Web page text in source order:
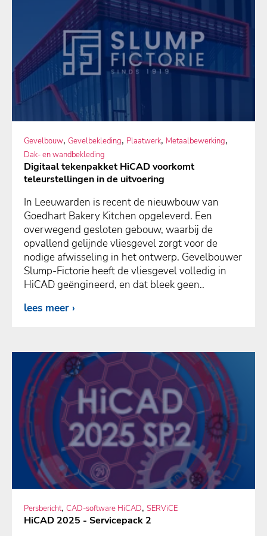
Gevelbouw, Gevelbekleding, Plaatwerk, Metaalbewerking,
Dak- en wandbekleding
Digitaal tekenpakket HiCAD voorkomt
teleurstellingen in de uitvoering
In Leeuwarden is recent de nieuwbouw van
Goedhart Bakery Kitchen opgeleverd. Een
overwegend gesloten gebouw, waarbij de
opvallend gelijnde vliesgevel zorgt voor de
nodige afwisseling in het ontwerp. Gevelbouwer
Slump-Fictorie heeft de vliesgevel volledig in
HiCAD geëngineerd, en dat bleek geen..
lees meer
Persbericht, CAD-software HiCAD, SERViCE
HiCAD 2025 - Servicepack 2